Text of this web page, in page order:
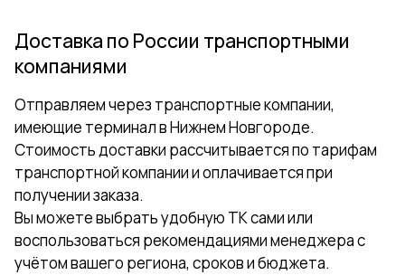
Доставка по России транспортными
компаниями
Отправляем через транспортные компании,
имеющие терминал в Нижнем Новгороде.
Стоимость доставки рассчитывается по тарифам
транспортной компании и оплачивается при
получении заказа.
Вы можете выбрать удобную ТК сами или
воспользоваться рекомендациями менеджера с
учётом вашего региона, сроков и бюджета.